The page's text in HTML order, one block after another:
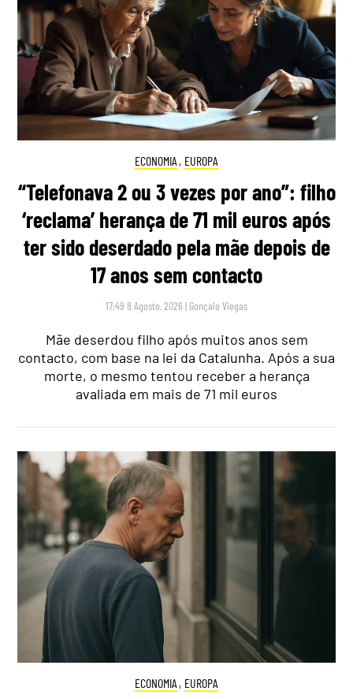
ECONOMIA , EUROPA
“Telefonava 2 ou 3 vezes por ano”: filho
‘reclama’ herança de 71 mil euros após
ter sido deserdado pela mãe depois de
17 anos sem contacto
17:49 8 Agosto, 2026 | Gonçalo Viegas
Mãe deserdou filho após muitos anos sem
contacto, com base na lei da Catalunha. Após a sua
morte, o mesmo tentou receber a herança
avaliada em mais de 71 mil euros
ECONOMIA , EUROPA